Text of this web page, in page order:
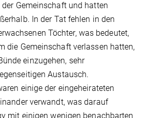
der Gemeinschaft und hatten
In der Tat fehlen in den
Töchter, was bedeutet,
die Gemeinschaft verlassen hatten,
einzugehen, sehr
Austausch.
einige der eingeheirateten
verwandt, was darauf
mit einigen wenigen benachbarten